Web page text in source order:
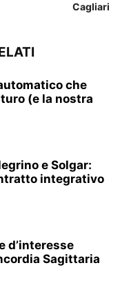
Cagliari
che
(e la nostra
e Solgar:
integrativo
d’interesse
Sagittaria